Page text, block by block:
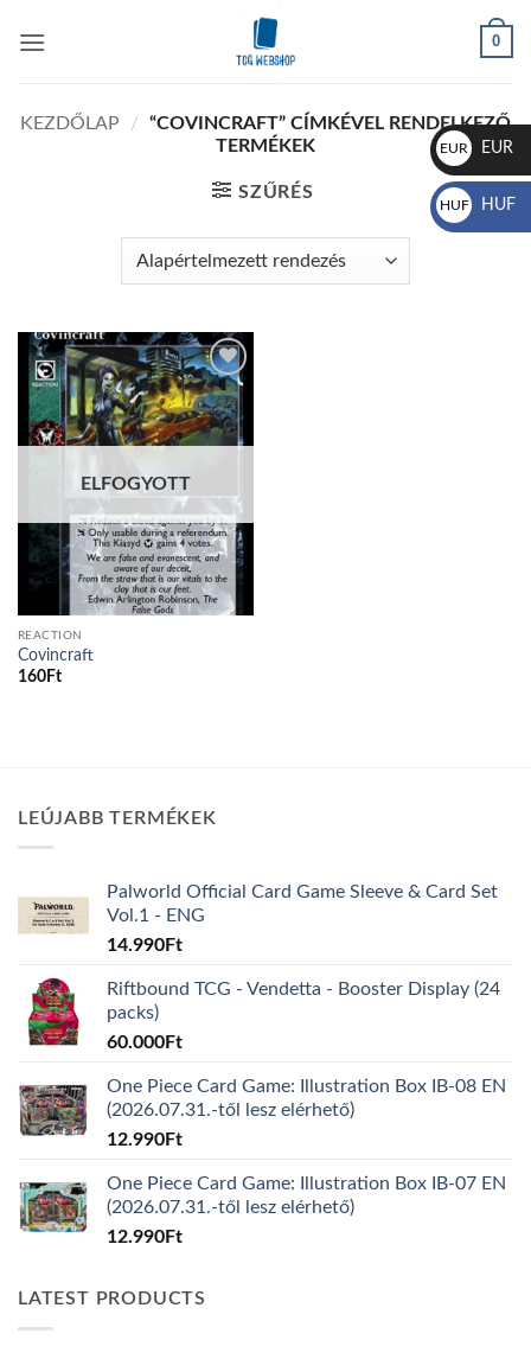
0
KEZDŐLAP /
“COVINCRAFT” CÍMKÉVEL RENDELKEZŐ
TERMÉKEK
SZŰRÉS
Add to
wishlist
ELFOGYOTT
REACTION
Covincraft
160Ft
LEÚJABB TERMÉKEK
Palworld Official Card Game Sleeve & Card Set
Vol.1 - ENG
14.990Ft
Riftbound TCG - Vendetta - Booster Display (24
packs)
60.000Ft
One Piece Card Game: Illustration Box IB-08 EN
(2026.07.31.-től lesz elérhető)
12.990Ft
One Piece Card Game: Illustration Box IB-07 EN
(2026.07.31.-től lesz elérhető)
12.990Ft
LATEST PRODUCTS
EUR
€
EUR
HUF
Ft
HUF